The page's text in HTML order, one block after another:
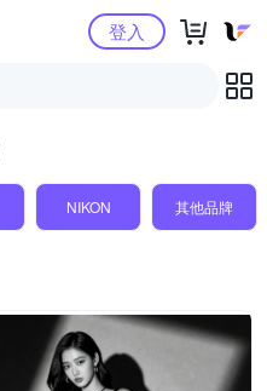
Yahoo購物中心登入
NIKON 其他品牌